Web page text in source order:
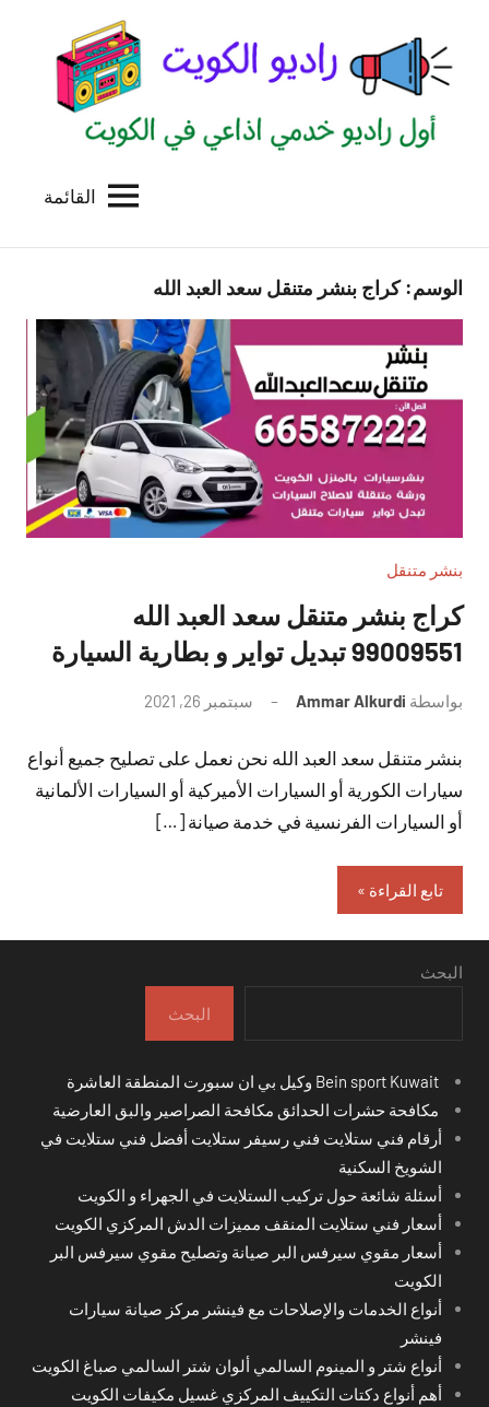
المحتوى
الكويت
للاعلانات
القائمة
الوسم:كراج بنشر متنقل سعد العبد الله
بنشر متنقل
كراج بنشر متنقل سعد العبد الله
99009551‬ تبديل تواير و بطارية السيارة
بواسطة Ammar Alkurdi سبتمبر 26, 2021
تعليقات
بنشر متنقل سعد العبد الله نحن نعمل على تصليح جميع أنواع
سيارات الكورية أو السيارات الأميركية أو السيارات الألمانية
أو السيارات الفرنسية في خدمة صيانة […]
تابع القراءة
البحث
البحث
مكافحة حشرات الحدائق مكافحة الصراصير والبق العارضية
أرقام فني ستلايت فني رسيفر ستلايت أفضل فني ستلايت في
الشويخ السكنية
أسئلة شائعة حول تركيب الستلايت في الجهراء و الكويت
أسعار فني ستلايت المنقف مميزات الدش المركزي الكويت
أسعار مقوي سيرفس البر صيانة وتصليح مقوي سيرفس البر
الكويت
أنواع الخدمات والإصلاحات مع فينشر مركز صيانة سيارات
فينشر
أنواع شتر و المينوم السالمي ألوان شتر السالمي صباغ الكويت
أهم أنواع دكتات التكييف المركزي غسيل مكيفات الكويت